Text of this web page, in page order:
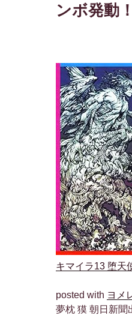
ンボ発動
キマイラ13 堕天
posted with ヨメ
夢枕 獏 朝日新聞